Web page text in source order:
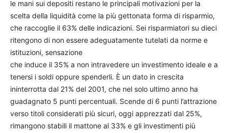
le mani sui depositi restano le principali motivazioni per la
scelta della liquidità come la più gettonata forma di risparmio,
che raccoglie il 63% delle indicazioni. Sei risparmiatori su dieci
ritengono di non essere adeguatamente tutelati da norme e
istituzioni, sensazione
che induce il 35% a non intravedere un investimento ideale e a
tenersi i soldi oppure spenderli. È un dato in crescita
ininterrotta dal 21% del 2001, che nel solo ultimo anno ha
guadagnato 5 punti percentuali. Scende di 6 punti l’attrazione
verso titoli considerati più sicuri, oggi apprezzati dal 25%,
rimangono stabili il mattone al 33% e gli investimenti più